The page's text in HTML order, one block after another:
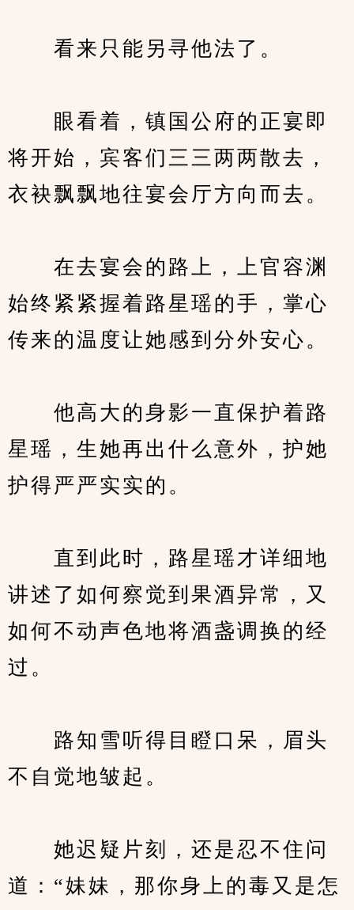
看来只能另寻他法了。
眼看着，镇国公府的正宴即
将开始，宾客们三三两两散去，
衣袂飘飘地往宴会厅方向而去。
在去宴会的路上，上官容渊
始终紧紧握着路星瑶的手，掌心
传来的温度让她感到分外安心。
他高大的身影一直保护着路
星瑶，生她再出什么意外，护她
护得严严实实的。
直到此时，路星瑶才详细地
讲述了如何察觉到果酒异常，又
如何不动声色地将酒盏调换的经
过。
路知雪听得目瞪口呆，眉头
不自觉地皱起。
她迟疑片刻，还是忍不住问
道：“妹妹，那你身上的毒又是怎